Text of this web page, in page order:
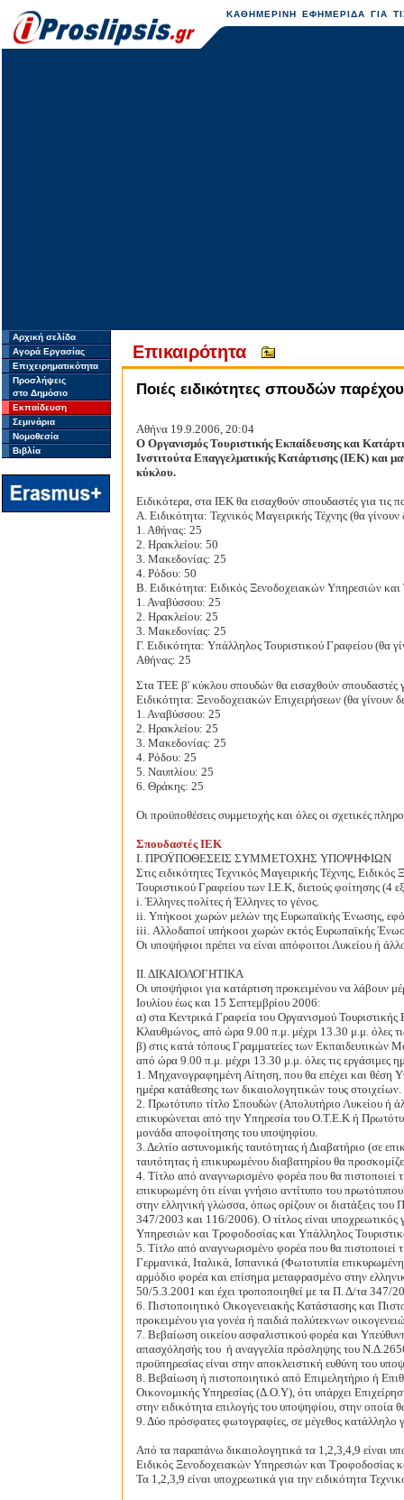
ΚΑΘΗΜΕΡΙΝΗ ΕΦΗΜΕΡΙΔΑ ΓΙΑ
Αρχική σελίδα
Αγορά Εργασίας
Επιχειρηματικότητα
Προσλήψεις
στο Δημόσιο
Εκπαίδευση
Σεμινάρια
Νομοθεσία
Βιβλία
Επικαιρότητα
Ποιές ειδικότητες σπουδών
Αθήνα 19.9.2006, 20:04
Ο Οργανισμός Τουριστικής Εκπαίδευσης και
Ινστιτούτα Επαγγελματικής Κατάρτισης (ΙΕΚ) και
κύκλου.
Ειδικότερα, στα ΙΕΚ θα εισαχθούν σπουδαστές για
Α. Ειδικότητα: Τεχνικός Μαγειρικής Τέχνης (θα
1. Αθήνας: 25
2. Ηρακλείου: 50
3. Μακεδονίας: 25
4. Ρόδου: 50
Β. Ειδικότητα: Ειδικός Ξενοδοχειακών Υπηρεσιών
1. Αναβύσσου: 25
2. Ηρακλείου: 25
3. Μακεδονίας: 25
Γ. Ειδικότητα: Υπάλληλος Τουριστικού Γραφείου (θα
Αθήνας: 25
Στα ΤΕΕ β' κύκλου σπουδών θα εισαχθούν σπουδαστές
Ειδικότητα: Ξενοδοχειακών Επιχειρήσεων (θα
1. Αναβύσσου: 25
2. Ηρακλείου: 25
3. Μακεδονίας: 25
4. Ρόδου: 25
5. Ναυπλίου: 25
6. Θράκης: 25
Οι προϋποθέσεις συμμετοχής και όλες οι σχετικές
Σπουδαστές ΙΕΚ
Ι. ΠΡΟΫΠΟΘΕΣΕΙΣ ΣΥΜΜΕΤΟΧΗΣ ΥΠΟΨΗΦΙΩΝ
Στις ειδικότητες Τεχνικός Μαγειρικής Τέχνης,
Τουριστικού Γραφείου των Ι.Ε.Κ, διετούς φοίτησης (4
i. Έλληνες πολίτες ή Έλληνες το γένος.
ii. Υπήκοοι χωρών μελών της Ευρωπαϊκής Ένωσης,
iii. Αλλοδαποί υπήκοοι χωρών εκτός Ευρωπαϊκής
Οι υποψήφιοι πρέπει να είναι απόφοιτοι Λυκείου ή
ΙΙ. ΔΙΚΑΙΟΛΟΓΗΤΙΚΑ
Οι υποψήφιοι για κατάρτιση προκειμένου να λάβουν
Ιουλίου έως και 15 Σεπτεμβρίου 2006:
α) στα Κεντρικά Γραφεία του Οργανισμού Τουριστικής
Κλαυθμώνος, από ώρα 9.00 π.μ. μέχρι 13.30 μ.μ. όλες
β) στις κατά τόπους Γραμματείες των Εκπαιδευτικών
από ώρα 9.00 π.μ. μέχρι 13.30 μ.μ. όλες τις εργάσιμες
1. Μηχανογραφημένη Αίτηση, που θα επέχει και θέση
ημέρα κατάθεσης των δικαιολογητικών τους στοιχείων.
2. Πρωτότυπο τίτλο Σπουδών (Απολυτήριο Λυκείου ή
επικυρώνεται από την Υπηρεσία του Ο.Τ.Ε.Κ ή
μονάδα αποφοίτησης του υποψηφίου.
3. Δελτίο αστυνομικής ταυτότητας ή Διαβατήριο (σε
ταυτότητας ή επικυρωμένου διαβατηρίου θα
4. Τίτλο από αναγνωρισμένο φορέα που θα
επικυρωμένη ότι είναι γνήσιο αντίτυπο του
στην ελληνική γλώσσα, όπως ορίζουν οι διατάξεις
347/2003 και 116/2006). Ο τίτλος είναι υποχρεωτικός
Υπηρεσιών και Τροφοδοσίας και Υπάλληλος
5. Τίτλο από αναγνωρισμένο φορέα που θα πιστοποιεί
Γερμανικά, Ιταλικά, Ισπανικά (Φωτοτυπία
αρμόδιο φορέα και επίσημα μεταφρασμένο στην
50/5.3.2001 και έχει τροποποιηθεί με τα Π. Δ/τα 347/
6. Πιστοποιητικό Οικογενειακής Κατάστασης και
προκειμένου για γονέα ή παιδιά πολύτεκνων
7. Βεβαίωση οικείου ασφαλιστικού φορέα και
απασχόλησής του ή αναγγελία πρόσληψης του
προϋπηρεσίας είναι στην αποκλειστική ευθύνη του
8. Βεβαίωση ή πιστοποιητικό από Επιμελητήριο ή
Οικονομικής Υπηρεσίας (Δ.Ο.Υ), ότι υπάρχει
στην ειδικότητα επιλογής του υποψηφίου, στην οποία
9. Δύο πρόσφατες φωτογραφίες, σε μέγεθος κατάλληλο
Από τα παραπάνω δικαιολογητικά τα 1,2,3,4,9 είναι
Ειδικός Ξενοδοχειακών Υπηρεσιών και Τροφοδοσίας
Τα 1,2,3,9 είναι υποχρεωτικά για την ειδικότητα